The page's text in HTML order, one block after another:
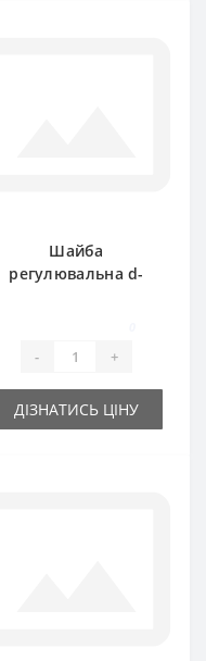
Шайба
регулювальна d-
- +
ДІЗНАТИСЬ ЦІНУ